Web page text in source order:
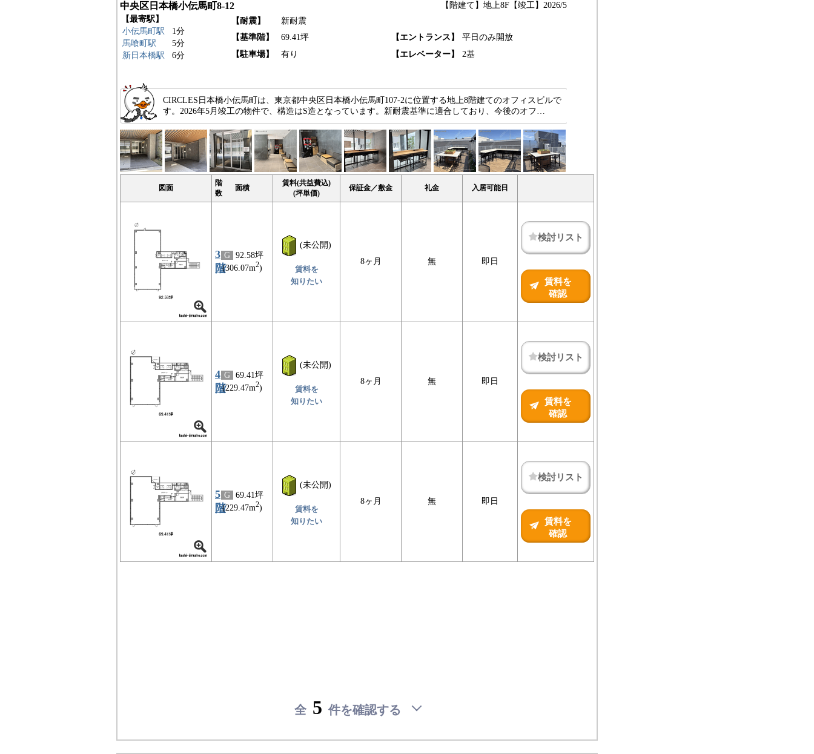
中央区日本橋小伝馬町8-12 【竣工】2026/5
【階建て】地上8F
【最寄駅】
小伝馬町駅
1分
馬喰町駅
5分
新日本橋駅
6分
【耐震】
新耐震
【基準階】
69.41坪 【エントランス】
平日のみ開放
【駐車場】
有り 【エレベーター】 2基
CIRCLES日本橋小伝馬町は、東京都中央区日本橋小伝馬町107-2に位置する地上8階建てのオフィスビルで
す。2026年5月竣工の物件で、構造はS造となっています。新耐震基準に適合しており、今後のオフ…
図面
階
数
面積
賃料(共益費込)
(坪単価)
保証金／敷金 礼金 入居可能日
3
階
G 92.58坪
(306.07m2)
(未公開)
賃料を
知りたい
8ヶ月 無 即日
検討リスト
賃料を
確認
4
階
G 69.41坪
(229.47m2)
(未公開)
賃料を
知りたい
8ヶ月 無 即日
検討リスト
賃料を
確認
5
階
G 69.41坪
(229.47m2)
(未公開)
賃料を
知りたい
8ヶ月 無 即日
検討リスト
賃料を
確認
全 5 件を確認する